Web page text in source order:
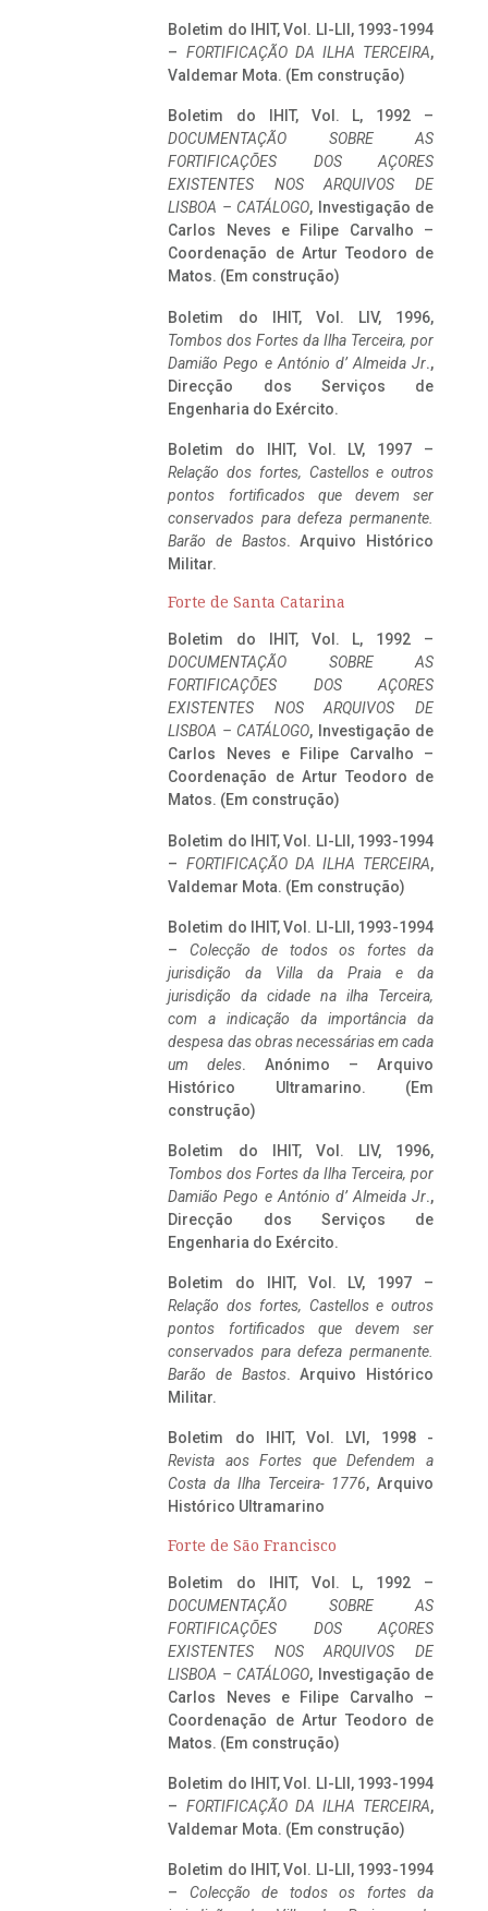
Boletim do IHIT, Vol. LI-LII, 1993-1994
– FORTIFICAÇÃO DA ILHA TERCEIRA,
Valdemar Mota. (Em construção)
Boletim do IHIT, Vol. L, 1992 –
DOCUMENTAÇÃO SOBRE AS
FORTIFICAÇÕES DOS AÇORES
EXISTENTES NOS ARQUIVOS DE
LISBOA – CATÁLOGO, Investigação de
Carlos Neves e Filipe Carvalho –
Coordenação de Artur Teodoro de
Matos. (Em construção)
Boletim do IHIT, Vol. LIV, 1996,
Tombos dos Fortes da Ilha Terceira, por
Damião Pego e António d’ Almeida Jr.,
Direcção dos Serviços de
Engenharia do Exército.
Boletim do IHIT, Vol. LV, 1997 –
Relação dos fortes, Castellos e outros
pontos fortificados que devem ser
conservados para defeza permanente.
Barão de Bastos. Arquivo Histórico
Militar.
Forte de Santa Catarina
Boletim do IHIT, Vol. L, 1992 –
DOCUMENTAÇÃO SOBRE AS
FORTIFICAÇÕES DOS AÇORES
EXISTENTES NOS ARQUIVOS DE
LISBOA – CATÁLOGO, Investigação de
Carlos Neves e Filipe Carvalho –
Coordenação de Artur Teodoro de
Matos. (Em construção)
Boletim do IHIT, Vol. LI-LII, 1993-1994
– FORTIFICAÇÃO DA ILHA TERCEIRA,
Valdemar Mota. (Em construção)
Boletim do IHIT, Vol. LI-LII, 1993-1994
– Colecção de todos os fortes da
jurisdição da Villa da Praia e da
jurisdição da cidade na ilha Terceira,
com a indicação da importância da
despesa das obras necessárias em cada
um deles. Anónimo – Arquivo
Histórico Ultramarino. (Em
construção)
Boletim do IHIT, Vol. LIV, 1996,
Tombos dos Fortes da Ilha Terceira, por
Damião Pego e António d’ Almeida Jr.,
Direcção dos Serviços de
Engenharia do Exército.
Boletim do IHIT, Vol. LV, 1997 –
Relação dos fortes, Castellos e outros
pontos fortificados que devem ser
conservados para defeza permanente.
Barão de Bastos. Arquivo Histórico
Militar.
Boletim do IHIT, Vol. LVI, 1998 -
Revista aos Fortes que Defendem a
Costa da Ilha Terceira- 1776, Arquivo
Histórico Ultramarino
Forte de São Francisco
Boletim do IHIT, Vol. L, 1992 –
DOCUMENTAÇÃO SOBRE AS
FORTIFICAÇÕES DOS AÇORES
EXISTENTES NOS ARQUIVOS DE
LISBOA – CATÁLOGO, Investigação de
Carlos Neves e Filipe Carvalho –
Coordenação de Artur Teodoro de
Matos. (Em construção)
Boletim do IHIT, Vol. LI-LII, 1993-1994
– FORTIFICAÇÃO DA ILHA TERCEIRA,
Valdemar Mota. (Em construção)
Boletim do IHIT, Vol. LI-LII, 1993-1994
– Colecção de todos os fortes da